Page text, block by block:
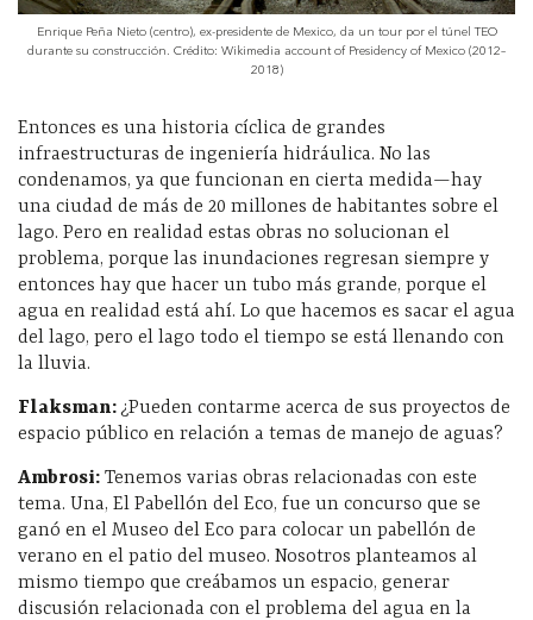
Enrique Peña Nieto (centro), ex-presidente de Mexico, da un tour por el túnel TEO
durante su construcción. Crédito: Wikimedia account of Presidency of Mexico (2012–
2018)
Entonces es una historia cíclica de grandes
infraestructuras de ingeniería hidráulica. No las
condenamos, ya que funcionan en cierta medida—hay
una ciudad de más de 20 millones de habitantes sobre el
lago. Pero en realidad estas obras no solucionan el
problema, porque las inundaciones regresan siempre y
entonces hay que hacer un tubo más grande, porque el
agua en realidad está ahí. Lo que hacemos es sacar el agua
del lago, pero el lago todo el tiempo se está llenando con
la lluvia.
Flaksman:¿Pueden contarme acerca de sus proyectos de
espacio público en relación a temas de manejo de aguas?
Ambrosi: Tenemos varias obras relacionadas con este
tema. Una, El Pabellón del Eco, fue un concurso que se
ganó en el Museo del Eco para colocar un pabellón de
verano en el patio del museo. Nosotros planteamos al
mismo tiempo que creábamos un espacio, generar
discusión relacionada con el problema del agua en la